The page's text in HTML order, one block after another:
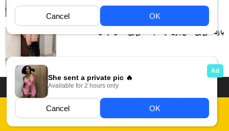
با زنه سرپایی عشق بازی میکنه بعد سرپایی سکس میکنن
دسته بندی فیلم های سکسی
داستان سکسی ایرانی
عکس سکسی ایرانی
فیلم های سکسی زهرا قوانین Report Abuse